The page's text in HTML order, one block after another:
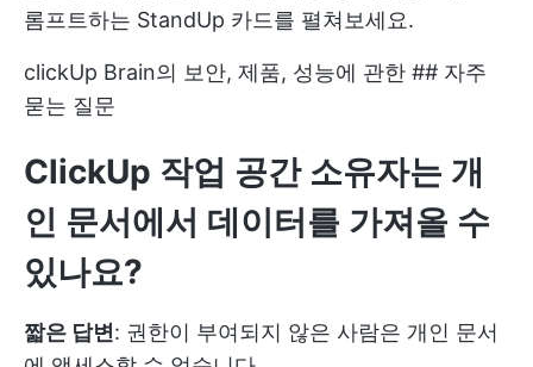
롬프트하는 StandUp 카드를 펼쳐보세요.
clickUp Brain의 보안, 제품, 성능에 관한 ## 자주
묻는 질문
ClickUp 작업 공간 소유자는 개
인 문서에서 데이터를 가져올 수
있나요?
짧은 답변 : 권한이 부여되지 않은 사람은 개인 문서